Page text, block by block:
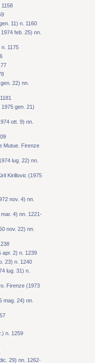
1158
11) n. 1160
feb. 25) nn.
1175
22) nn.
gen. 21)
ott. 9) nn.
Mutue. Firenze
lug. 22) nn.
Kirillovic (1975
nov. 4) nn.
4) nn. 1221-
nov. 22) nn.
apr. 2) n. 1239
23) n. 1240
lug. 31) n.
Firenze (1973
mag. 24) nn.
n. 1259
29) nn. 1262-